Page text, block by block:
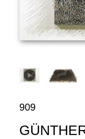
909